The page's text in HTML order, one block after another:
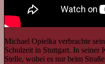
Michael Opielka verbrachte
Schulzeit in Stuttgart. In seiner
Stelle, wobei es nur beim